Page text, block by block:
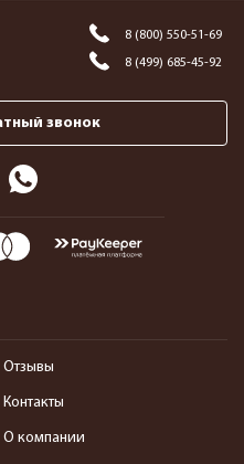
8 (800) 550-51-69
8 (499) 685-45-92
звонок
Отзывы
Контакты
О компании